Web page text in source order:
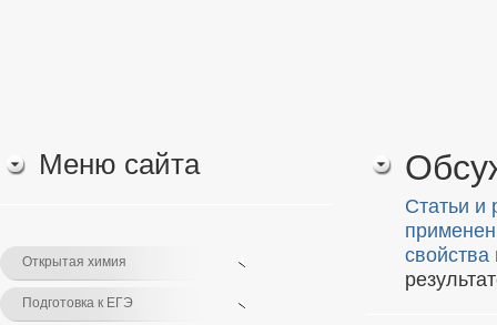
Меню сайта
Открытая химия
Подготовка к ЕГЭ
Статьи и